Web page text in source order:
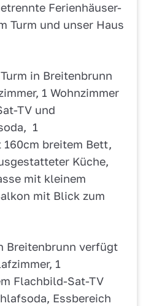
Ferienhäuser-
Turm und unser Haus
in Breitenbrunn
1 Wohnzimmer
TV und
1
breitem Bett,
Küche,
mit kleinem
mit Blick zum
Breitenbrunn verfügt
1
Flachbild-Sat-TV
Essbereich